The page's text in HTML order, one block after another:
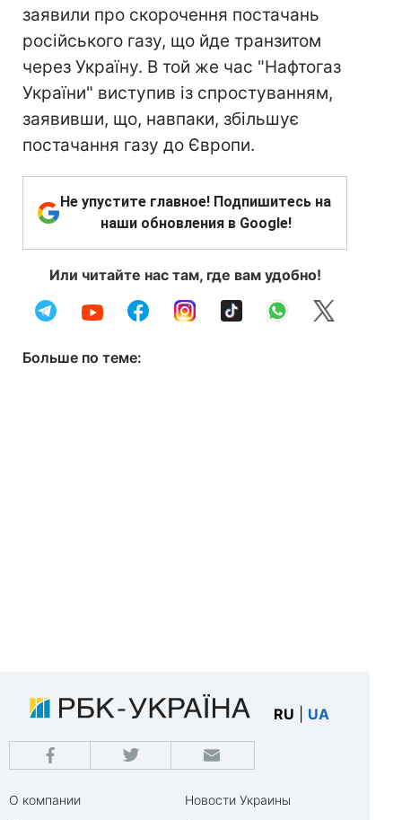
заявили про скорочення постачань
російського газу, що йде транзитом
через Україну. В той же час "Нафтогаз
України" виступив із спростуванням,
заявивши, що, навпаки, збільшує
постачання газу до Європи.
Не упустите главное! Подпишитесь на
наши обновления в Google!
Или читайте нас там, где вам удобно!
Больше по теме:
RU UA
О компании
Новости Украины